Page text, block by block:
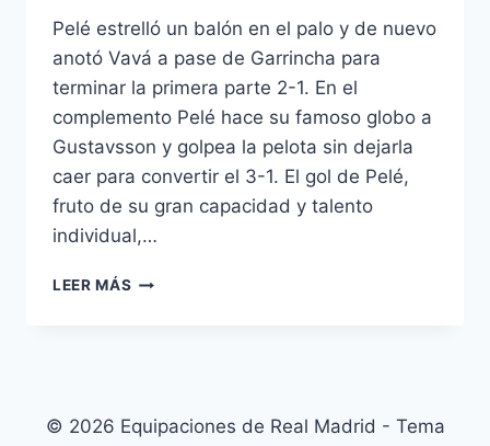
Pelé estrelló un balón en el palo y de nuevo
anotó Vavá a pase de Garrincha para
terminar la primera parte 2-1. En el
complemento Pelé hace su famoso globo a
Gustavsson y golpea la pelota sin dejarla
caer para convertir el 3-1. El gol de Pelé,
fruto de su gran capacidad y talento
individual,…
LEER MÁS BOLSAS
© 2026 Equipaciones de Real Madrid - Tema